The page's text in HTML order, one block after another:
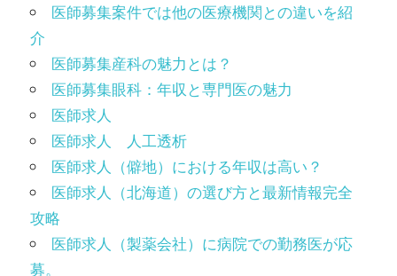
医師募集案件では他の医療機関との違いを紹
介
医師募集産科の魅力とは？
医師募集眼科：年収と専門医の魅力
医師求人
医師求人 人工透析
医師求人（僻地）における年収は高い？
医師求人（北海道）の選び方と最新情報完全
攻略
医師求人（製薬会社）に病院での勤務医が応
募。